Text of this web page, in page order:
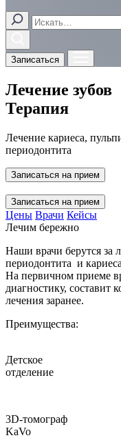
Записаться
Лечение зубов
Терапия
Лечение кариеса,
периодонтита
Записаться на прием
Записаться на прием
Цены Врачи Кейсы
Лечим бережно
Наши врачи берутся за
периодонтита и
На первичном приеме
диагностику, составит
лечения заранее.
Преимущества:
Детское
отделение
3D-томограф
KaVo